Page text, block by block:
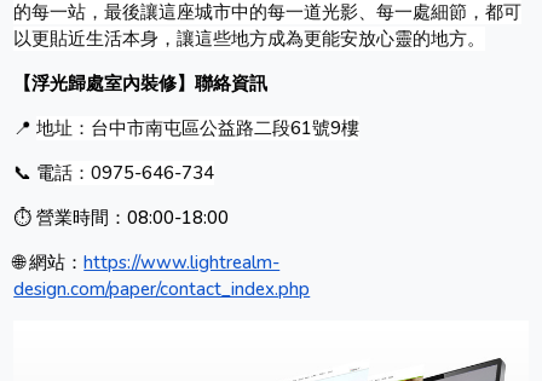
的每一站，最後讓這座城市中的每一道光影、每一處細節，都可
以更貼近生活本身，讓這些地方成為更能安放心靈的地方。
【浮光歸處室內裝修】聯絡資訊
📍地址： 台中市南屯區公益路二段61號9樓
📞 電話：0975-646-734
⏱️ 營業時間：08:00-18:00
🌐 網站：https://www.lightrealm-
design.com/paper/contact_index.php